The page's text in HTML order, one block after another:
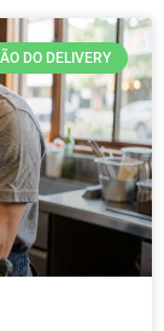
DO DELIVERY